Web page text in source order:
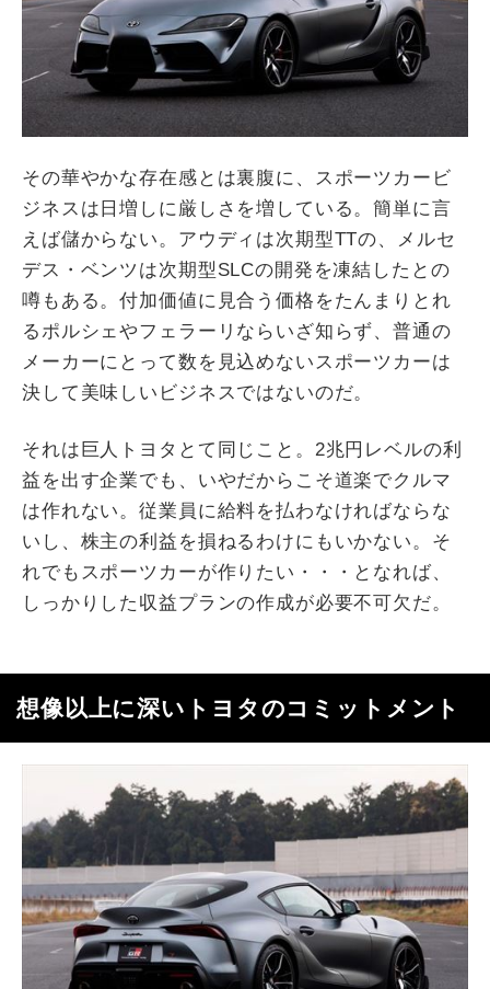
その華やかな存在感とは裏腹に、スポーツカービ
ジネスは日増しに厳しさを増している。簡単に言
えば儲からない。アウディは次期型TTの、メルセ
デス・ベンツは次期型SLCの開発を凍結したとの
噂もある。付加価値に見合う価格をたんまりとれ
るポルシェやフェラーリならいざ知らず、普通の
メーカーにとって数を見込めないスポーツカーは
決して美味しいビジネスではないのだ。
それは巨人トヨタとて同じこと。2兆円レベルの利
益を出す企業でも、いやだからこそ道楽でクルマ
は作れない。従業員に給料を払わなければならな
いし、株主の利益を損ねるわけにもいかない。そ
れでもスポーツカーが作りたい・・・となれば、
しっかりした収益プランの作成が必要不可欠だ。
想像以上に深いトヨタのコミットメント